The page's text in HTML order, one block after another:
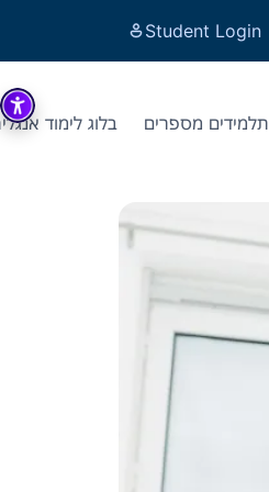
Student Login
תלמידים מספרים בלוג לימוד